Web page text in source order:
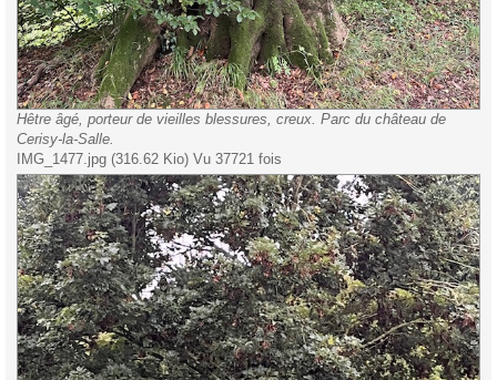
Hêtre âgé, porteur de vieilles blessures, creux. Parc du château de
Cerisy-la-Salle.
IMG_1477.jpg (316.62 Kio) Vu 37721 fois